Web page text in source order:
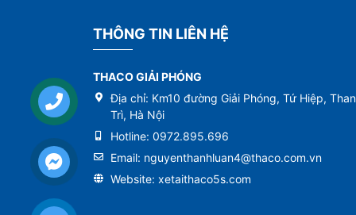
THÔNG TIN LIÊN HỆ
THACO GIẢI PHÓNG
Địa chỉ: Km10 đường Giải Phóng, Tứ Hiệp,
Trì, Hà Nội
Hotline: 0972.895.696
Email: nguyenthanhluan4@thaco.com.vn
Website: xetaithaco5s.com